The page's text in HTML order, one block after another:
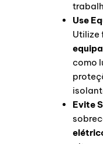
Use
Utilize
como
Evite